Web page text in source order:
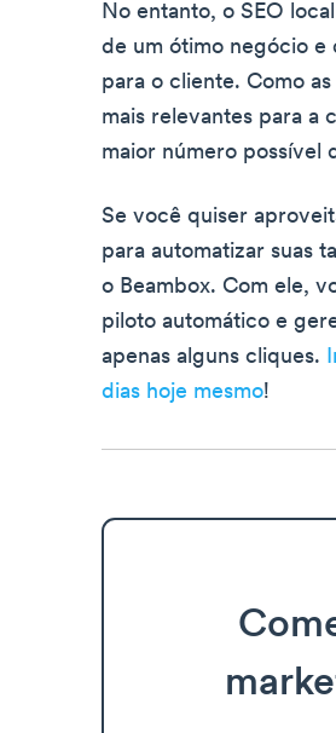
No entanto, o SEO
de um ótimo negócio e
para o cliente. Como
mais relevantes para a
maior número possível
Se você quiser
para automatizar suas
o Beambox. Com ele,
piloto automático e
apenas alguns cliques.
dias hoje mesmo!